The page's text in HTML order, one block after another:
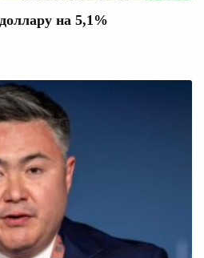
на 5,1%